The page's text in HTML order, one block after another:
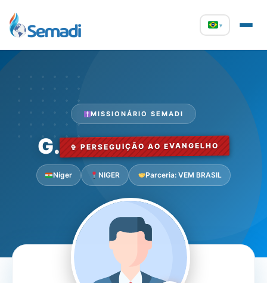
▾
MISSIONÁRIO SEMADI
G. ✞ PERSEGUIÇÃO AO EVANGELHO
Níger NIGER Parceria: VEM BRASIL